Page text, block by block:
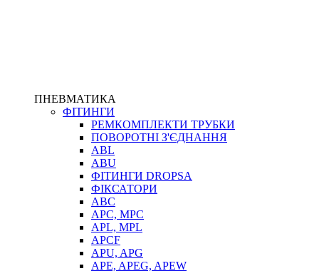
ПНЕВМАТИКА
ФІТИНГИ
РЕМКОМПЛЕКТИ ТРУБКИ
ПОВОРОТНІ З'ЄДНАННЯ
ABL
ABU
ФІТИНГИ DROPSA
ФІКСАТОРИ
ABC
APC, MPC
APL, MPL
APCF
APU, APG
APE, APEG, APEW